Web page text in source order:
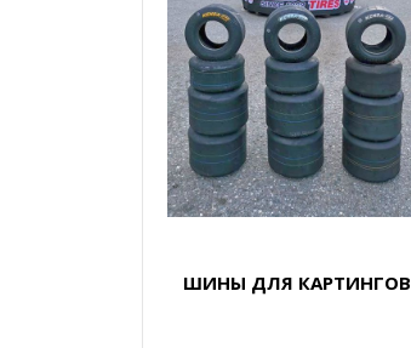
ШИНЫ ДЛЯ КАРТИНГОВ